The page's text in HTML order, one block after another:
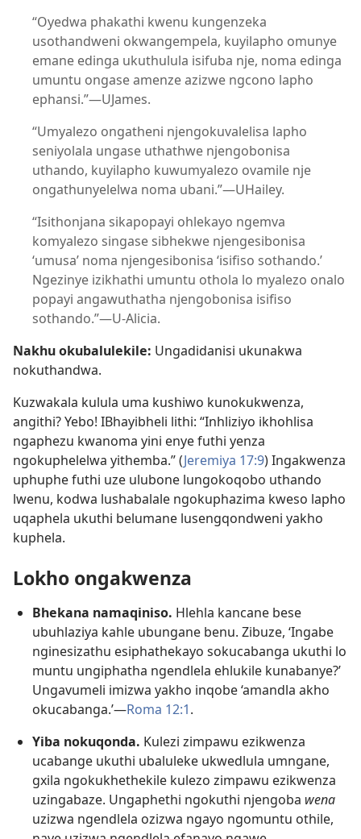
“Oyedwa phakathi kwenu kungenzeka
usothandweni okwangempela, kuyilapho omunye
emane edinga ukuthulula isifuba nje, noma edinga
umuntu ongase amenze azizwe ngcono lapho
ephansi.”—UJames.
“Umyalezo ongatheni njengokuvalelisa lapho
seniyolala ungase uthathwe njengobonisa
uthando, kuyilapho kuwumyalezo ovamile nje
ongathunyelelwa noma ubani.”—UHailey.
“Isithonjana sikapopayi ohlekayo ngemva
komyalezo singase sibhekwe njengesibonisa
‘umusa’ noma njengesibonisa ‘isifiso sothando.’
Ngezinye izikhathi umuntu othola lo myalezo onalo
popayi angawuthatha njengobonisa isifiso
sothando.”—U-Alicia.
Nakhu okubalulekile: Ungadidanisi ukunakwa
nokuthandwa.
Kuzwakala kulula uma kushiwo kunokukwenza,
angithi? Yebo! IBhayibheli lithi: “Inhliziyo ikhohlisa
ngaphezu kwanoma yini enye futhi yenza
ngokuphelelwa yithemba.” (Jeremiya 17:9) Ingakwenza
uphuphe futhi uze ulubone lungokoqobo uthando
lwenu, kodwa lushabalale ngokuphazima kweso lapho
uqaphela ukuthi belumane lusengqondweni yakho
kuphela.
Lokho ongakwenza
Bhekana namaqiniso. Hlehla kancane bese
ubuhlaziya kahle ubungane benu. Zibuze, ‘Ingabe
nginesizathu esiphathekayo sokucabanga ukuthi lo
muntu ungiphatha ngendlela ehlukile kunabanye?’
Ungavumeli imizwa yakho inqobe ‘amandla akho
okucabanga.’—Roma 12:1.
Yiba nokuqonda. Kulezi zimpawu ezikwenza
ucabange ukuthi ubaluleke ukwedlula umngane,
gxila ngokukhethekile kulezo zimpawu ezikwenza
uzingabaze. Ungaphethi ngokuthi njengoba wena
uzizwa ngendlela ozizwa ngayo ngomuntu othile,